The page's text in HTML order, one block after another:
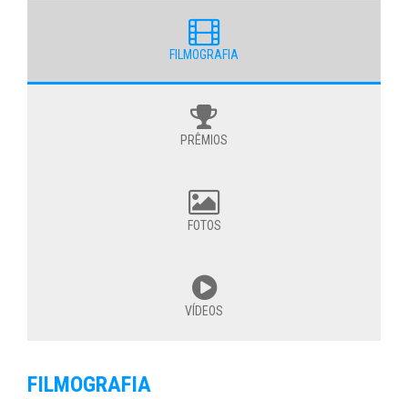
FILMOGRAFIA
PRÊMIOS
FOTOS
VÍDEOS
FILMOGRAFIA